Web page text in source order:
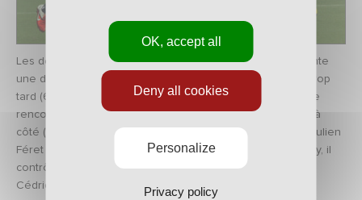
Les deux équipes restent prudentes. Landry N’Guemo tente
une demi-volée de vingt mètres, mais le ballon retombe trop
tard (68’). Un coup de pied arrêté pourrait débloquer cette
rencontre, mais le coup-franc de Michaël Chrétien passe à
côté (74’). Sur une longue ouverture de Bakaye Traoré, Julien
Féret hérite d’une balle de match. Seul au point de penalty, il
contrôle parfaitement et frappe du plat du pied droit mais
Cédric Carrasso sauve son camp (80’).
OK, accept all
Deny all cookies
Personalize
Privacy policy